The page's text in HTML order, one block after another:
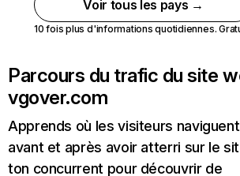
Voir tous les pays →
10 fois plus d'informations quotidiennes.
Parcours du trafic du site
vgover.com
Apprends où les visiteurs naviguent
avant et après avoir atterri sur le
ton concurrent pour découvrir de